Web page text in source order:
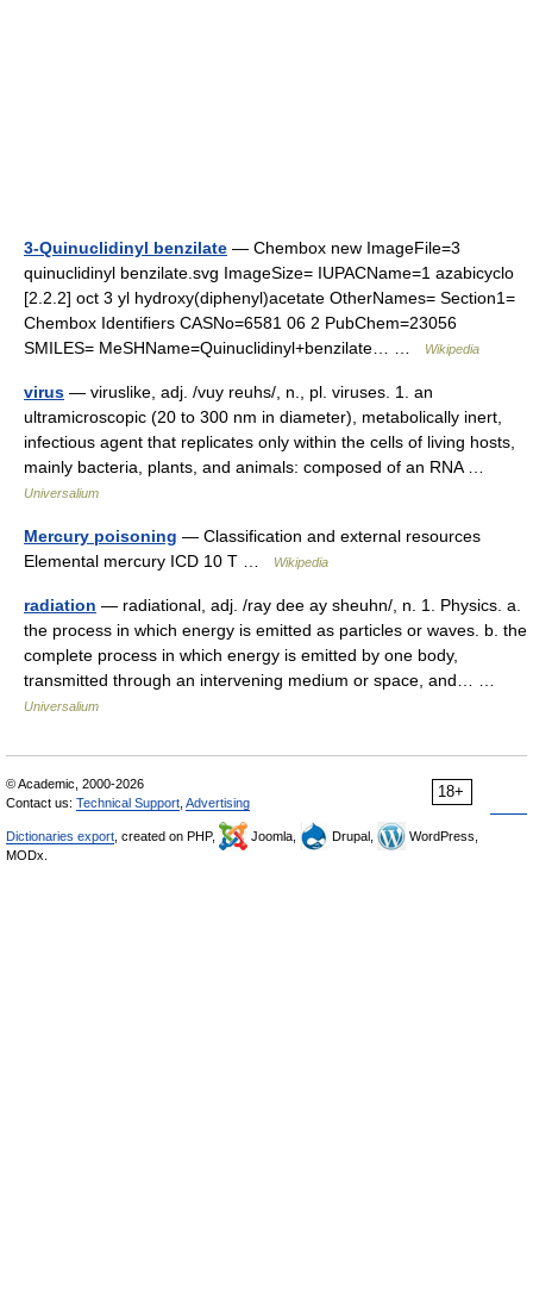
3-Quinuclidinyl benzilate — Chembox new ImageFile=3
quinuclidinyl benzilate.svg ImageSize= IUPACName=1 azabicyclo
[2.2.2] oct 3 yl hydroxy(diphenyl)acetate OtherNames= Section1=
Chembox Identifiers CASNo=6581 06 2 PubChem=23056
SMILES= MeSHName=Quinuclidinyl+benzilate… …
Wikipedia
virus — viruslike, adj. /vuy reuhs/, n., pl. viruses. 1. an
ultramicroscopic (20 to 300 nm in diameter), metabolically inert,
infectious agent that replicates only within the cells of living hosts,
mainly bacteria, plants, and animals: composed of an RNA …
Universalium
Mercury poisoning — Classification and external resources
Elemental mercury ICD 10 T …
Wikipedia
radiation — radiational, adj. /ray dee ay sheuhn/, n. 1. Physics. a.
the process in which energy is emitted as particles or waves. b. the
complete process in which energy is emitted by one body,
transmitted through an intervening medium or space, and… …
Universalium
18+
© Academic, 2000-2026
Contact us: Technical Support Advertising
Dictionaries export , created on PHP, Joomla, Drupal,
WordPress,
MODx.